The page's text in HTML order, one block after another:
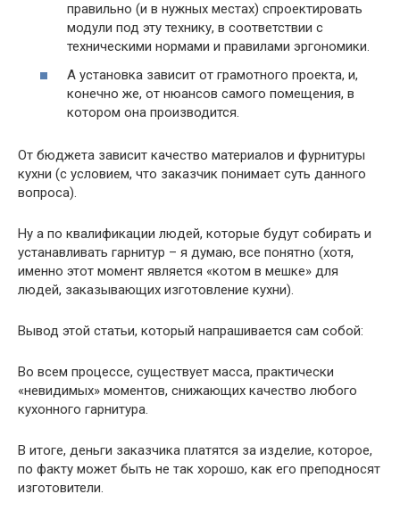
правильно (и в нужных местах) спроектировать
модули под эту технику, в соответствии с
техническими нормами и правилами эргономики.
А установка зависит от грамотного проекта, и,
конечно же, от нюансов самого помещения, в
котором она производится.
От бюджета зависит качество материалов и фурнитуры
кухни (с условием, что заказчик понимает суть данного
вопроса).
Ну а по квалификации людей, которые будут собирать и
устанавливать гарнитур – я думаю, все понятно (хотя,
именно этот момент является «котом в мешке» для
людей, заказывающих изготовление кухни).
Вывод этой статьи, который напрашивается сам собой:
Во всем процессе, существует масса, практически
«невидимых» моментов, снижающих качество любого
кухонного гарнитура.
В итоге, деньги заказчика платятся за изделие, которое,
по факту может быть не так хорошо, как его преподносят
изготовители.